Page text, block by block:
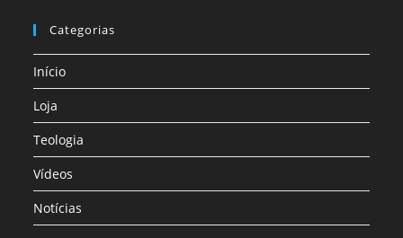
Categorias
Início
Loja
Teologia
Vídeos
Notícias